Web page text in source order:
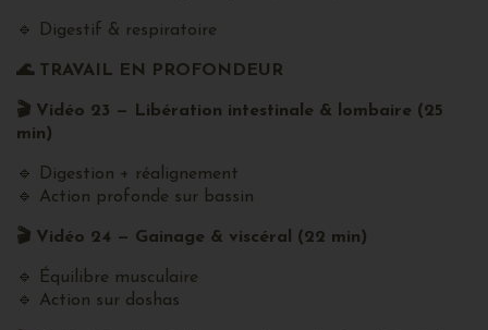
🔹 Digestif & respiratoire
🌊TRAVAIL EN PROFONDEUR
🎬 Vidéo 23 — Libération intestinale & lombaire (25
min)
🔹 Digestion + réalignement
🔹 Action profonde sur bassin
🎬 Vidéo 24 — Gainage & viscéral (22 min)
🔹 Équilibre musculaire
🔹 Action sur doshas